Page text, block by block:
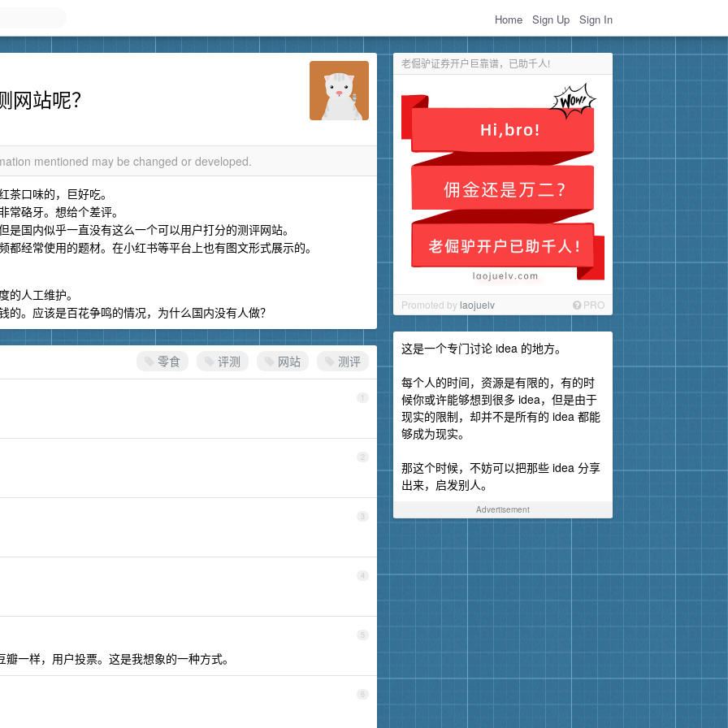
Home Sign Up Sign In
老倔驴证券开户巨靠谱，已助千人!
Promoted bylaojuelv PRO
这是一个专门讨论 idea 的地方。
每个人的时间，资源是有限的，有的时
候你或许能够想到很多 idea，但是由于
现实的限制，却并不是所有的 idea 都能
够成为现实。
那这个时候，不妨可以把那些 idea 分享
出来，启发别人。
Advertisement
站呢？
mentioned may be changed or developed.
口味的，巨好吃。
硌牙。想给个差评。
国内似乎一直没有这么一个可以用户打分的测评网站。
经常使用的题材。在小红书等平台上也有图文形式展示的。
人工维护。
。应该是百花争鸣的情况，为什么国内没有人做？
零食 评测 网站 测评
1
2
3
4
5
一样，用户投票。这是我想象的一种方式。
6